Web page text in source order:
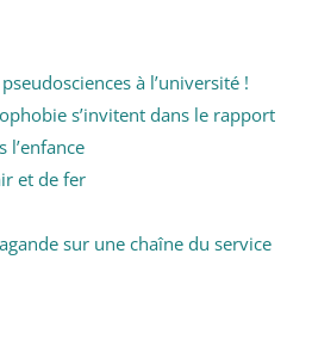
à l’université !
s’invitent dans le rapport
l’enfance
et de fer
sur une chaîne du service